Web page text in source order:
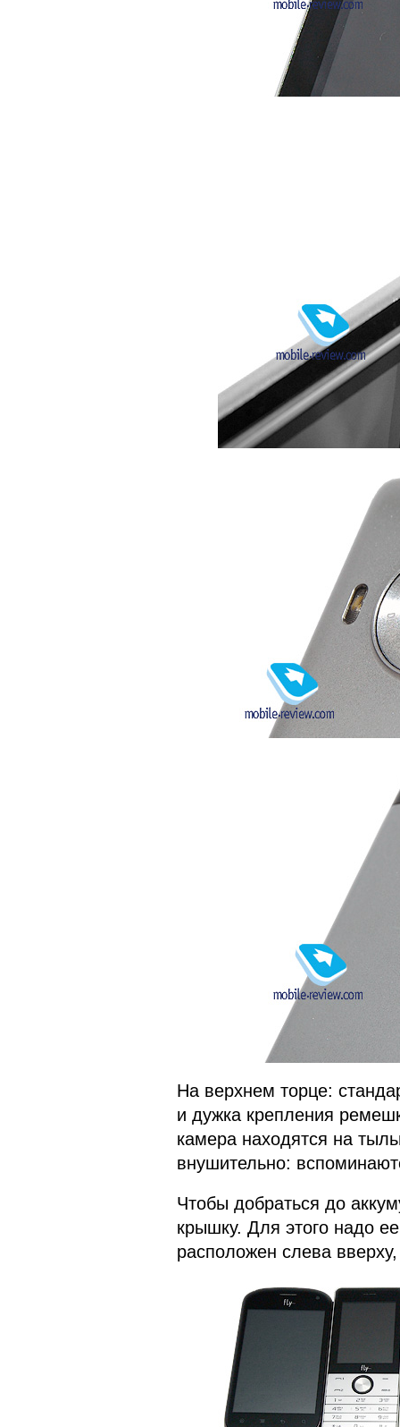
На верхнем торце:
и дужка крепления
камера находятся на
внушительно:
Чтобы добраться до
крышку. Для этого надо
расположен слева